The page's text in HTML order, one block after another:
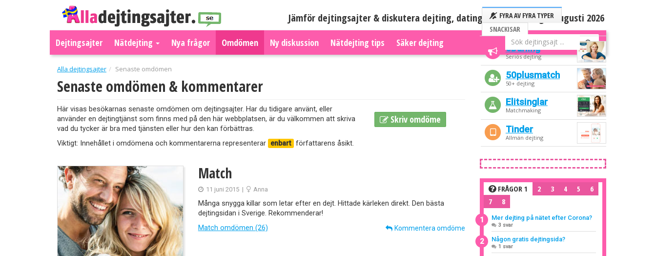
Jämför dejtingsajter & diskutera dejting, dating och nätdejting – augusti 2026
Dejtingsajter Nätdejting Nya frågor Omdömen Ny diskussion Nätdejting tips Säker dejting
Alla dejtingsajter Senaste omdömen
Senaste omdömen & kommentarer
Här visas besökarnas senaste omdömen om dejtingsajter. Har du tidigare använt, eller
använder en dejtingtjänst som finns med på den här webbplatsen, är du välkommen att skriva
vad du tycker är bra med tjänsten eller hur den kan förbättras.
Viktigt: Innehållet i omdömena och kommentarerna representerar enbart författarens åsikt.
Skriv omdöme
Match
11 juni 2015 | Anna
Många snygga killar som letar efter en dejt. Hittade kärleken direkt. Den bästa
dejtingsidan i Sverige. Rekommenderar!
Match omdömen (26)
Kommentera omdöme
FYRA AV FYRA TYPER
SNACKISAR
eDarling
Seriös dejting
50plusmatch
50+ dejting
Elitsinglar
Matchmaking
Tinder
Allmän dejting
FRÅGOR 1 2 3 4 5
6
7
8
1 Mer dejting på nätet efter Corona?
3 svar
2 Någon gratis dejtingsida?
1 svar